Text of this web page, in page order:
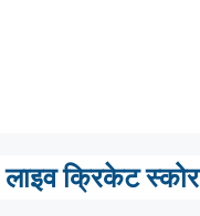
लाइव क्रिकेट स्कोर